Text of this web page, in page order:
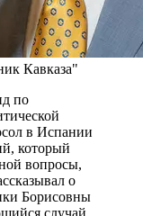
Кавказа"
по
в Испании
который
вопросы,
о
Борисовны
случай.